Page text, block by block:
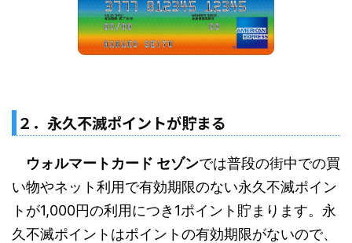
２．永久不滅ポイントが貯まる
ウォルマートカード セゾンでは普段の街中での買
い物やネット利用で有効期限のない永久不滅ポイン
トが1,000円の利用につき1ポイント貯まります。永
久不滅ポイントはポイントの有効期限がないので、